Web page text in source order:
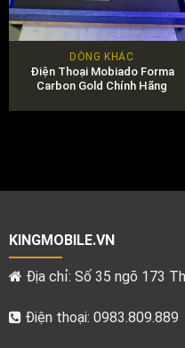
DÒNG KHÁC
Điện Thoại Mobiado Forma
Carbon Gold Chính Hãng
KINGMOBILE.VN
Địa chỉ: Số 35 ngõ 173
Điện thoại: 0983.809.889